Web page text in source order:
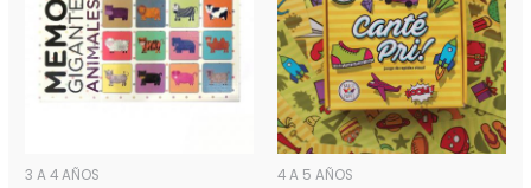
3 A 4 AÑOS 4 A 5 AÑOS